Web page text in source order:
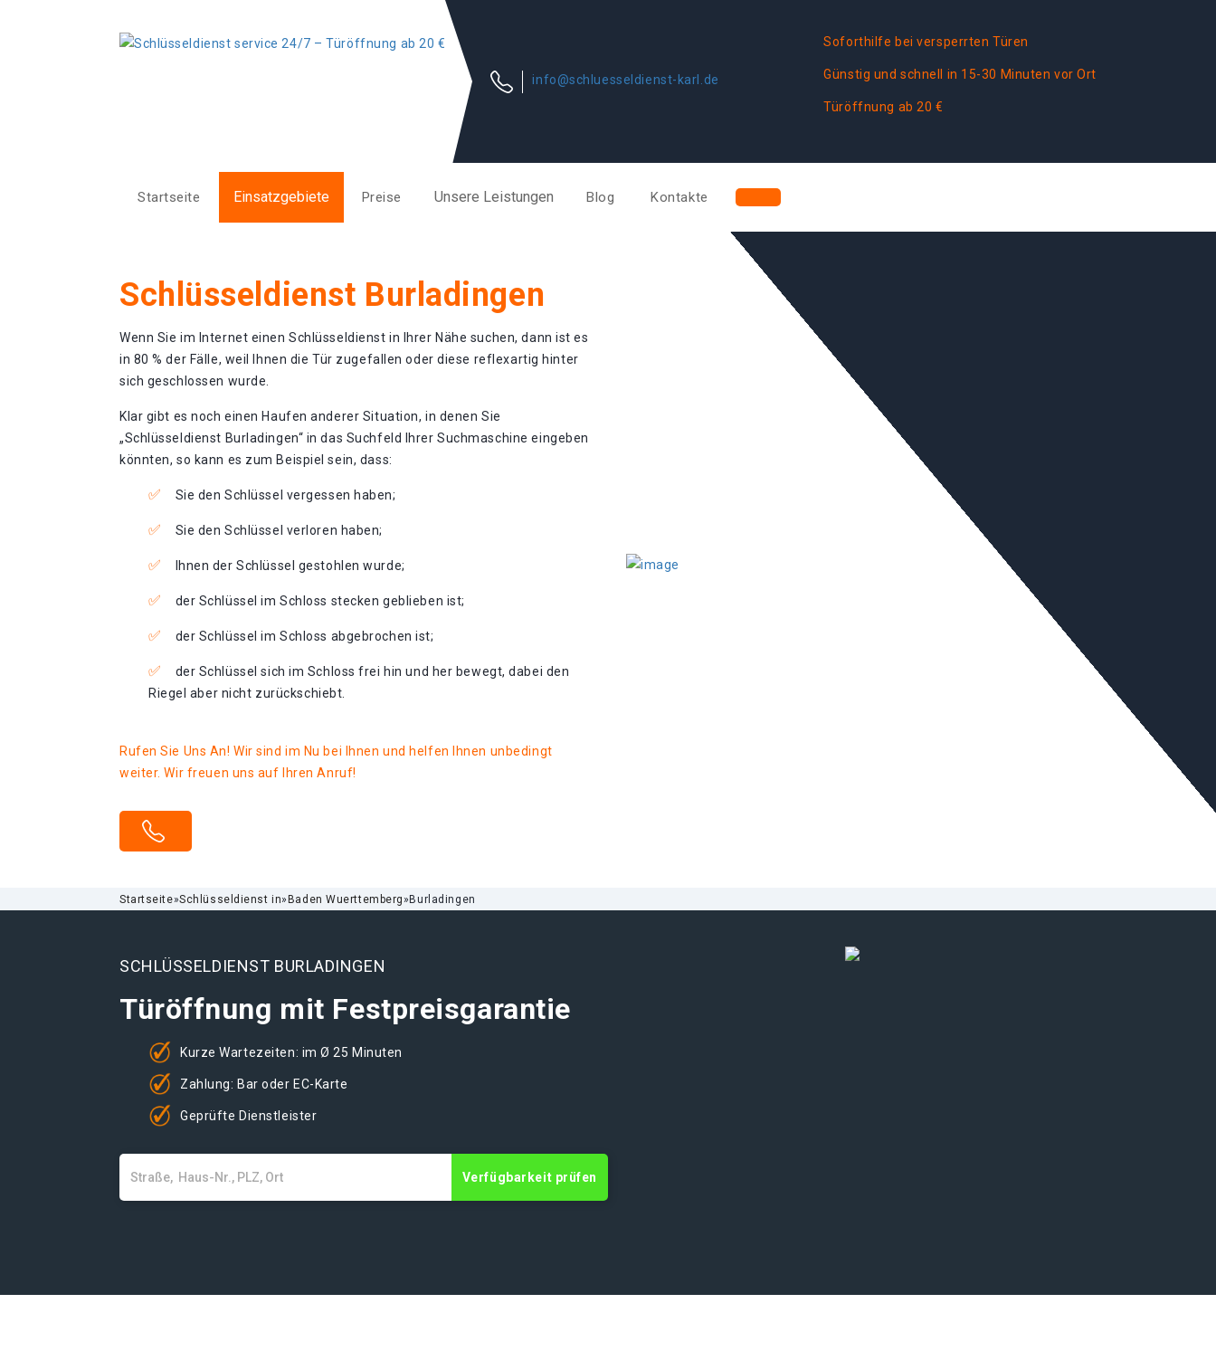
info@schluesseldienst-karl.de
Soforthilfe bei versperrten Türen
Günstig und schnell in 15-30 Minuten vor Ort
Türöffnung ab 20 €
Startseite Einsatzgebiete Preise Unsere Leistungen Blog Kontakte
Schlüsseldienst Burladingen
Wenn Sie im Internet einen Schlüsseldienst in Ihrer Nähe suchen, dann ist es
in 80 % der Fälle, weil Ihnen die Tür zugefallen oder diese reflexartig hinter
sich geschlossen wurde.
Klar gibt es noch einen Haufen anderer Situation, in denen Sie
„Schlüsseldienst Burladingen“ in das Suchfeld Ihrer Suchmaschine eingeben
könnten, so kann es zum Beispiel sein, dass:
Sie den Schlüssel vergessen haben;
Sie den Schlüssel verloren haben;
Ihnen der Schlüssel gestohlen wurde;
der Schlüssel im Schloss stecken geblieben ist;
der Schlüssel im Schloss abgebrochen ist;
der Schlüssel sich im Schloss frei hin und her bewegt, dabei den
Riegel aber nicht zurückschiebt.
Rufen Sie Uns An! Wir sind im Nu bei Ihnen und helfen Ihnen unbedingt
weiter. Wir freuen uns auf Ihren Anruf!
Startseite»Schlüsseldienst in» Baden Wuerttemberg» Burladingen
SCHLÜSSELDIENST BURLADINGEN
Türöffnung mit Festpreisgarantie
Kurze Wartezeiten: im Ø 25 Minuten
Zahlung: Bar oder EC-Karte
Geprüfte Dienstleister
Verfügbarkeit prüfen